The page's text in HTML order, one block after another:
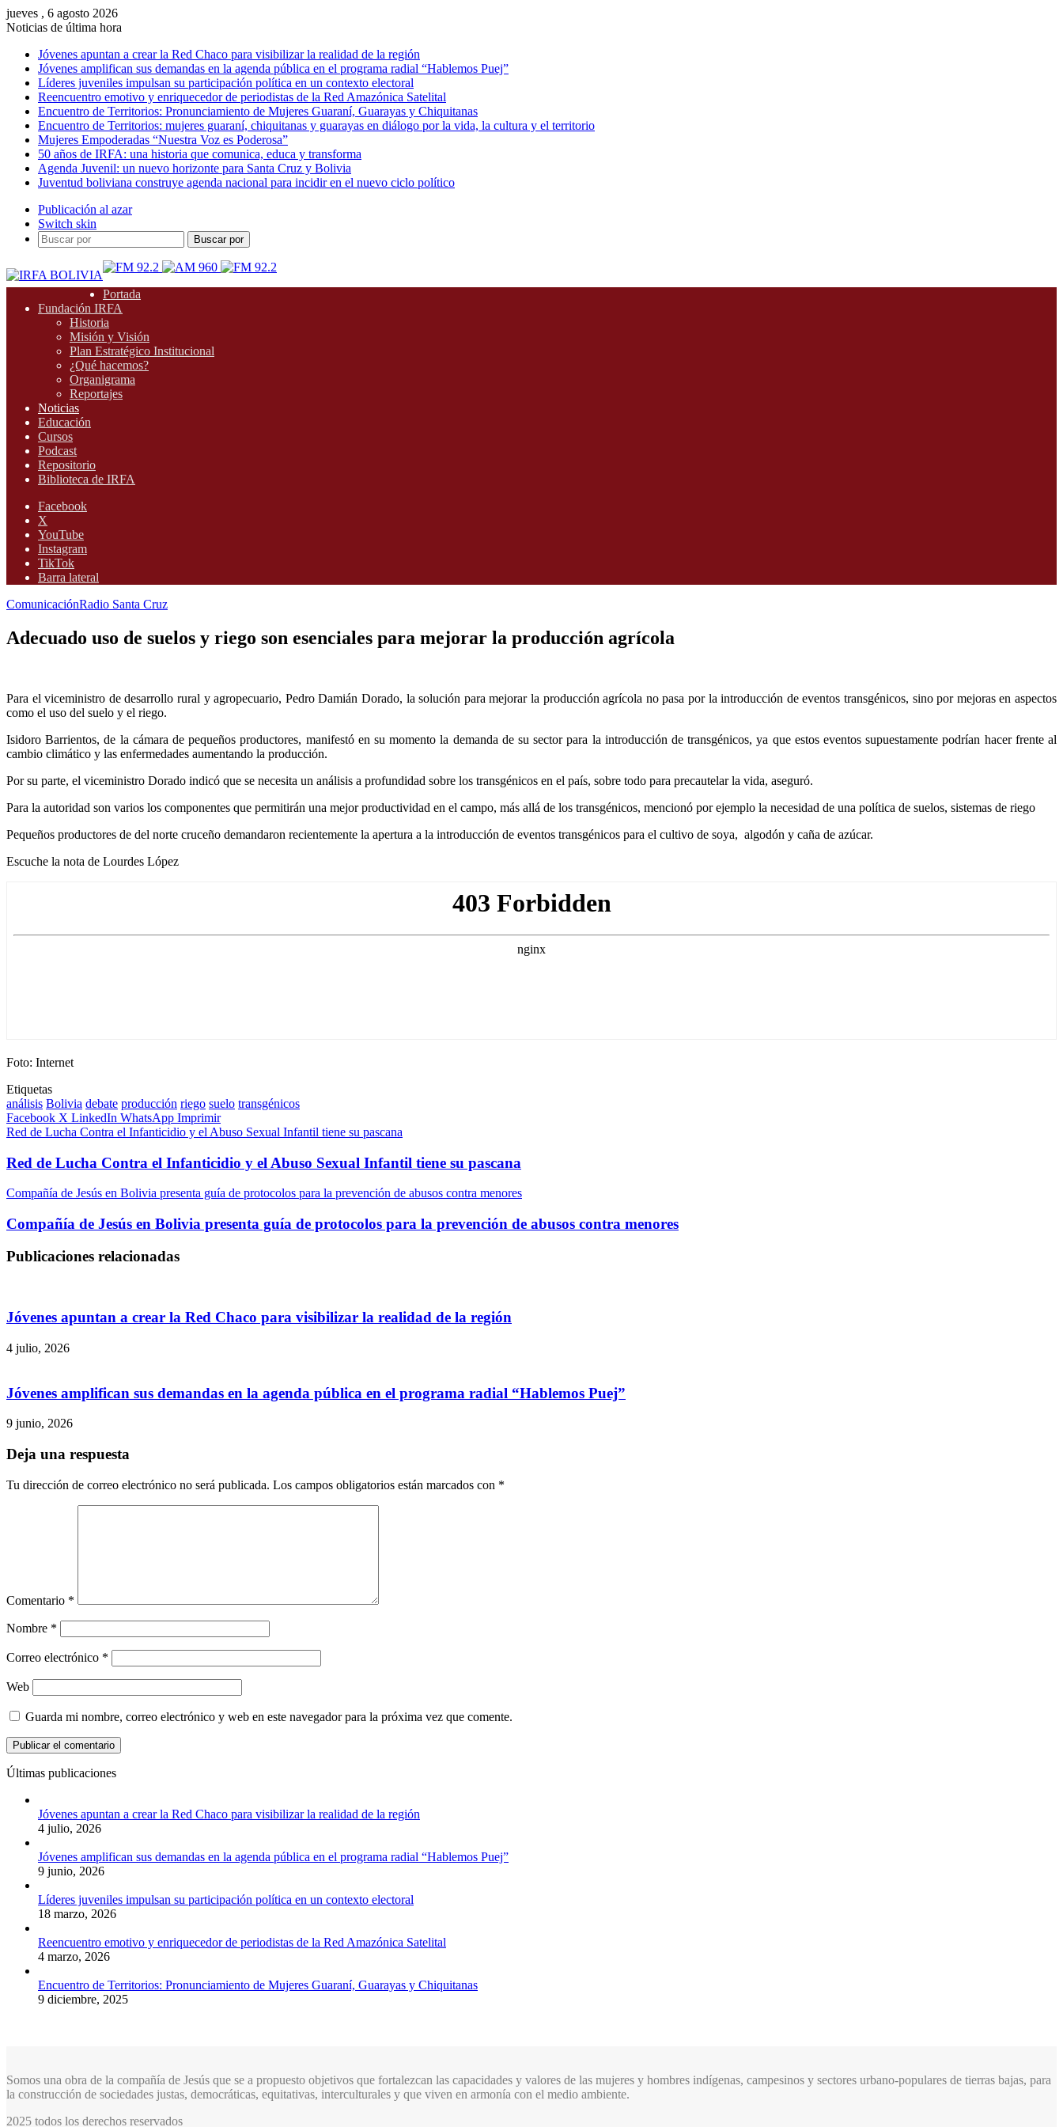
jueves , 6 agosto 2026
Noticias de última hora
Jóvenes apuntan a crear la Red Chaco para visibilizar la realidad de la región
Jóvenes amplifican sus demandas en la agenda pública en el programa radial “Hablemos Puej”
Líderes juveniles impulsan su participación política en un contexto electoral
Reencuentro emotivo y enriquecedor de periodistas de la Red Amazónica Satelital
Encuentro de Territorios: Pronunciamiento de Mujeres Guaraní, Guarayas y Chiquitanas
Encuentro de Territorios: mujeres guaraní, chiquitanas y guarayas en diálogo por la vida, la cultura y el territorio
Mujeres Empoderadas “Nuestra Voz es Poderosa”
50 años de IRFA: una historia que comunica, educa y transforma
Agenda Juvenil: un nuevo horizonte para Santa Cruz y Bolivia
Juventud boliviana construye agenda nacional para incidir en el nuevo ciclo político
Publicación al azar
Switch skin
Buscar por
Portada
Fundación IRFA
Historia
Misión y Visión
Plan Estratégico Institucional
¿Qué hacemos?
Organigrama
Reportajes
Noticias
Educación
Cursos
Podcast
Repositorio
Biblioteca de IRFA
Facebook
X
YouTube
Instagram
TikTok
Barra lateral
ComunicaciónRadio Santa Cruz
Adecuado uso de suelos y riego son esenciales para mejorar la producción agrícola
Para el viceministro de desarrollo rural y agropecuario, Pedro Damián Dorado, la solución para mejorar la producción agrícola no pasa por la introducción de eventos transgénicos, sino por mejoras en aspectos
como el uso del suelo y el riego.
Isidoro Barrientos, de la cámara de pequeños productores, manifestó en su momento la demanda de su sector para la introducción de transgénicos, ya que estos eventos supuestamente podrían hacer frente al
cambio climático y las enfermedades aumentando la producción.
Por su parte, el viceministro Dorado indicó que se necesita un análisis a profundidad sobre los transgénicos en el país, sobre todo para precautelar la vida, aseguró.
Para la autoridad son varios los componentes que permitirán una mejor productividad en el campo, más allá de los transgénicos, mencionó por ejemplo la necesidad de una política de suelos, sistemas de riego
Pequeños productores de del norte cruceño demandaron recientemente la apertura a la introducción de eventos transgénicos para el cultivo de soya, algodón y caña de azúcar.
Escuche la nota de Lourdes López
Foto: Internet
Etiquetas
análisis Bolivia debate producción riego suelo transgénicos
Facebook X LinkedIn WhatsApp Imprimir
Red de Lucha Contra el Infanticidio y el Abuso Sexual Infantil tiene su pascana
Red de Lucha Contra el Infanticidio y el Abuso Sexual Infantil tiene su pascana
Compañía de Jesús en Bolivia presenta guía de protocolos para la prevención de abusos contra menores
Compañía de Jesús en Bolivia presenta guía de protocolos para la prevención de abusos contra menores
Publicaciones relacionadas
Jóvenes apuntan a crear la Red Chaco para visibilizar la realidad de la región
4 julio, 2026
Jóvenes amplifican sus demandas en la agenda pública en el programa radial “Hablemos Puej”
9 junio, 2026
Deja una respuesta
Tu dirección de correo electrónico no será publicada. Los campos obligatorios están marcados con *
Comentario *
Nombre *
Correo electrónico *
Web
Guarda mi nombre, correo electrónico y web en este navegador para la próxima vez que comente.
Últimas publicaciones
Jóvenes apuntan a crear la Red Chaco para visibilizar la realidad de la región
4 julio, 2026
Jóvenes amplifican sus demandas en la agenda pública en el programa radial “Hablemos Puej”
9 junio, 2026
Líderes juveniles impulsan su participación política en un contexto electoral
18 marzo, 2026
Reencuentro emotivo y enriquecedor de periodistas de la Red Amazónica Satelital
4 marzo, 2026
Encuentro de Territorios: Pronunciamiento de Mujeres Guaraní, Guarayas y Chiquitanas
9 diciembre, 2025
Somos una obra de la compañía de Jesús que se a propuesto objetivos que fortalezcan las capacidades y valores de las mujeres y hombres indígenas, campesinos y sectores urbano-populares de tierras bajas, para
la construcción de sociedades justas, democráticas, equitativas, interculturales y que viven en armonía con el medio ambiente.
2025 todos los derechos reservados